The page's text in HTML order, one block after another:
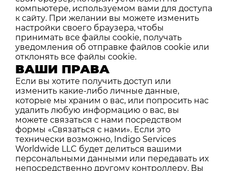
компьютере, используемом вами для доступа
к сайту. При желании вы можете изменить
настройки своего браузера, чтобы
принимать все файлы cookie, получать
уведомления об отправке файлов cookie или
отклонять все файлы cookie.
ВАШИ ПРАВА
Если вы хотите получить доступ или
изменить какие-либо личные данные,
которые мы храним о вас, или попросить нас
удалить любую информацию о вас, вы
можете связаться с нами посредством
формы «Связаться с нами». Если это
технически возможно, Indigo Services
Worldwide LLC будет делиться вашими
персональными данными или передавать их
непосредственно другому контроллеру. Вы